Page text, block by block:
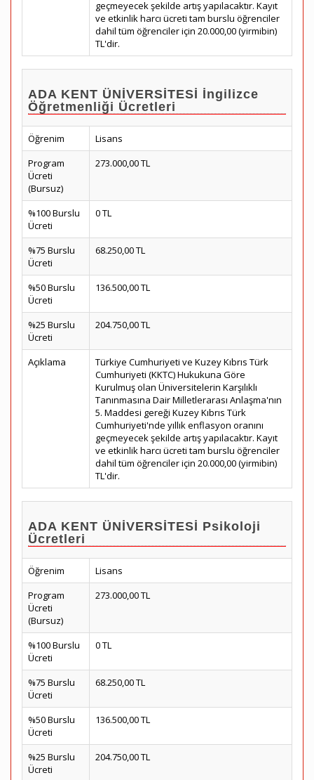
geçmeyecek şekilde artış yapılacaktır. Kayıt
ve etkinlik harcı ücreti tam burslu öğrenciler
dahil tüm öğrenciler için 20.000,00 (yirmibin)
TL'dir.
ADA KENT ÜNİVERSİTESİ İngilizce
Öğretmenliği Ücretleri
Öğrenim
Lisans
Program
Ücreti
(Bursuz)
273.000,00 TL
%100 Burslu
Ücreti
0 TL
%75 Burslu
Ücreti
68.250,00 TL
%50 Burslu
Ücreti
136.500,00 TL
%25 Burslu
Ücreti
204.750,00 TL
Açıklama
Türkiye Cumhuriyeti ve Kuzey Kıbrıs Türk
Cumhuriyeti (KKTC) Hukukuna Göre
Kurulmuş olan Üniversitelerin Karşılıklı
Tanınmasına Dair Milletlerarası Anlaşma'nın
5. Maddesi gereği Kuzey Kıbrıs Türk
Cumhuriyeti'nde yıllık enflasyon oranını
geçmeyecek şekilde artış yapılacaktır. Kayıt
ve etkinlik harcı ücreti tam burslu öğrenciler
dahil tüm öğrenciler için 20.000,00 (yirmibin)
TL'dir.
ADA KENT ÜNİVERSİTESİ Psikoloji
Ücretleri
Öğrenim
Lisans
Program
Ücreti
(Bursuz)
273.000,00 TL
%100 Burslu
Ücreti
0 TL
%75 Burslu
Ücreti
68.250,00 TL
%50 Burslu
Ücreti
136.500,00 TL
%25 Burslu
Ücreti
204.750,00 TL